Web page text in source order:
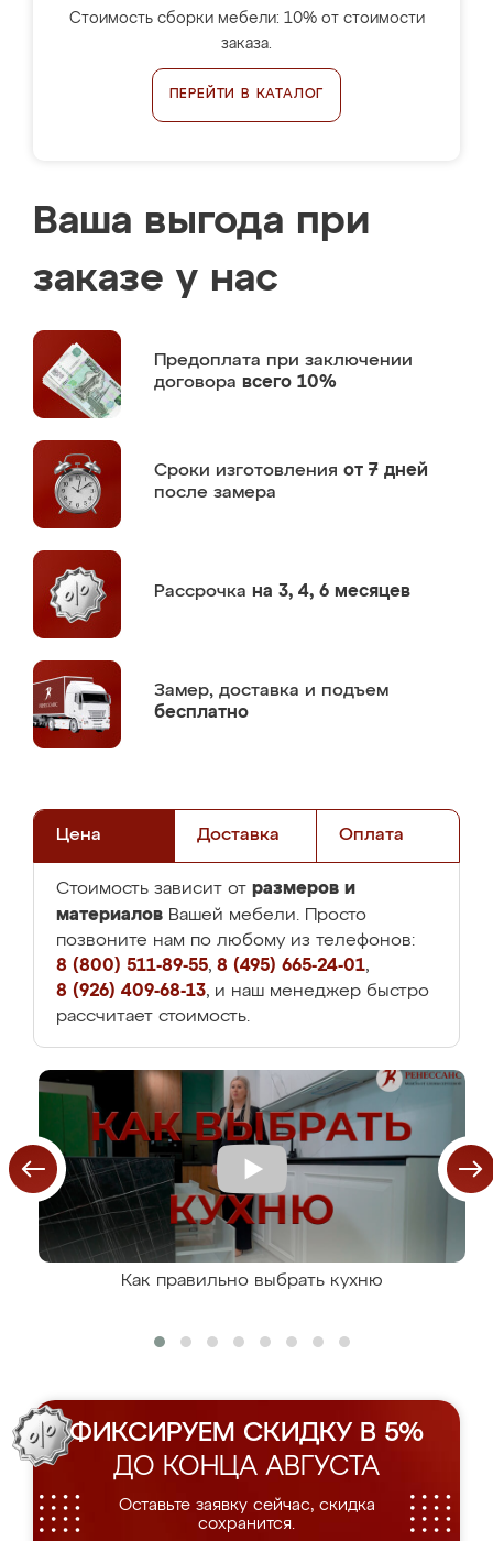
Стоимость сборки мебели: 10% от стоимости
заказа.
ПЕРЕЙТИ В КАТАЛОГ
Ваша выгода при
заказе у нас
Предоплата при заключении
договора всего 10%
Сроки изготовления от 7 дней
после замера
Рассрочка на 3, 4, 6 месяцев
Замер, доставка и подъем
бесплатно
Цена Доставка Оплата
Стоимость зависит от размеров и
материалов Вашей мебели. Просто
позвоните нам по любому из телефонов:
8 (800) 511-89-55, 8 (495) 665-24-01,
8 (926) 409-68-13, и наш менеджер быстро
рассчитает стоимость.
Как правильно выбрать кухню
ФИКСИРУЕМ СКИДКУ В 5%
ДО КОНЦА АВГУСТА
Оставьте заявку сейчас, скидка
сохранится.